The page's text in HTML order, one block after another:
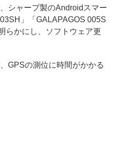
シャープ製のAndroidスマー
」「GALAPAGOS 005S
らかにし、ソフトウェア更
GPSの測位に時間がかかる